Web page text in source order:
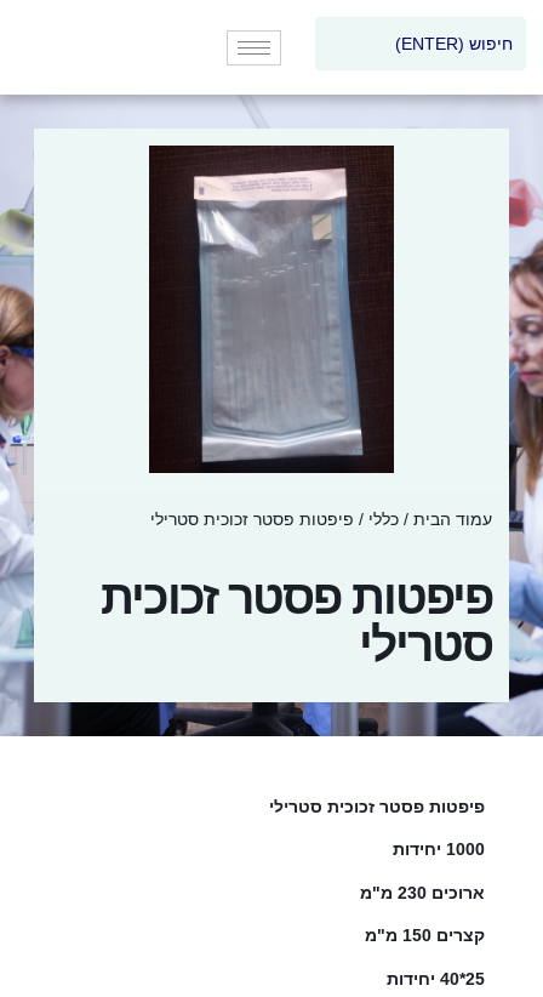
עמוד הבית / כללי / פיפטות פסטר זכוכית סטרילי
פיפטות פסטר זכוכית
סטרילי
פיפטות פסטר זכוכית סטרילי
1000 יחידות
ארוכים 230 מ"מ
קצרים 150 מ"מ
25*40 יחידות